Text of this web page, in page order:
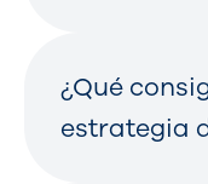
¿Qué
estrategia